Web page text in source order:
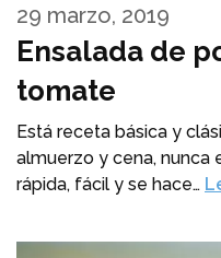
Ensalada de
tomate
29 marzo, 2019
Está receta básica y
almuerzo y cena, nunca
rápida, fácil y se hace…